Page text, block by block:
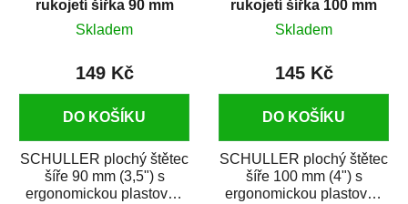
rukojetí šířka 90 mm
Skladem
149 Kč
DO KOŠÍKU
SCHULLER plochý štětec
šíře 90 mm (3,5") s
ergonomickou plastovou
rukojetí šířka 100 mm
Skladem
145 Kč
DO KOŠÍKU
SCHULLER plochý štětec
šíře 100 mm (4") s
ergonomickou plastovou